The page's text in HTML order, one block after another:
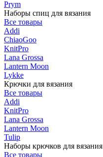
Prym
Наборы спиц для вязания
Все товары
Addi
ChiaoGoo
KnitPro
Lana Grossa
Lantern Moon
Lykke
Крючки для вязания
Все товары
Addi
KnitPro
Lana Grossa
Lantern Moon
Tulip
Наборы крючков для вязания
Все товары